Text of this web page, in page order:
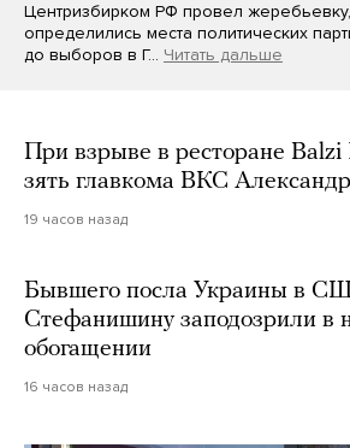
Центризбирком РФ провел
определились места политических
до выборов в Г… Читать дальше
При взрыве в ресторане Balzi
зять главкома ВКС
19 часов назад
Бывшего посла Украины в
Стефанишину заподозрили в
обогащении
16 часов назад